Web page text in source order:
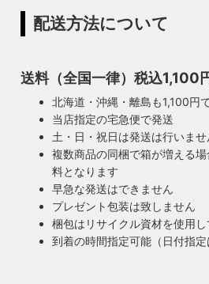
配送方法について
送料（全国一律）税込1,100
北海道・沖縄・離島も1,100円
当店指定の宅急便で発送
土・日・祝日は発送は行いませ
複数商品の同梱で箱が増える
料となります
早急な発送はできません
プレゼント包装は致しません
梱包はリサイクル資材を使用
到着の時間指定可能（日付指定